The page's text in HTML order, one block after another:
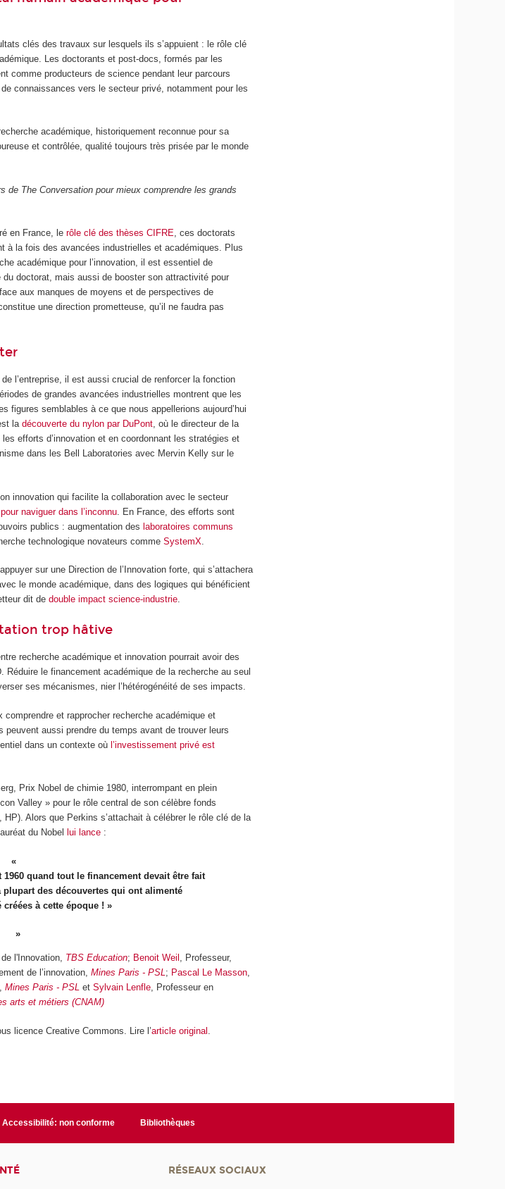
clés des travaux sur lesquels ils s’appuient : le rôle clé
Les doctorants et post-docs, formés par les
comme producteurs de science pendant leur parcours
connaissances vers le secteur privé, notamment pour les
académique, historiquement reconnue pour sa
et contrôlée, qualité toujours très prisée par le monde
The Conversation pour mieux comprendre les grands
en France, lerôle clé des thèses CIFRE, ces doctorats
à la fois des avancées industrielles et académiques. Plus
académique pour l’innovation, il est essentiel de
doctorat, mais aussi de booster son attractivité pour
aux manques de moyens et de perspectives de
une direction prometteuse, qu’il ne faudra pas
l’entreprise, il est aussi crucial de renforcer la fonction
de grandes avancées industrielles montrent que les
figures semblables à ce que nous appellerions aujourd’hui
ladécouverte du nylon par DuPont, où le directeur de la
efforts d’innovation et en coordonnant les stratégies et
dans les Bell Laboratories avec Mervin Kelly sur le
innovation qui facilite la collaboration avec le secteur
naviguer dans l’inconnu . En France, des efforts sont
publics : augmentation des laboratoires communs
technologique novateurs commeSystemX
sur une Direction de l’Innovation forte, qui s’attachera
le monde académique, dans des logiques qui bénéficient
dit dedouble impact science-industrie.
trop hâtive
recherche académique et innovation pourrait avoir des
le financement académique de la recherche au seul
ses mécanismes, nier l’hétérogénéité de ses impacts.
et rapprocher recherche académique et
aussi prendre du temps avant de trouver leurs
dans un contexte où l’investissement privé est
Prix Nobel de chimie 1980, interrompant en plein
Valley » pour le rôle central de son célèbre fonds
Alors que Perkins s’attachait à célébrer le rôle clé de la
du Nobel
lui lance :
1960 quand tout le financement devait être fait
des découvertes qui ont alimenté
créées à cette époque ! »
l'Innovation, TBS Education; Benoit Weil , Professeur,
de l’innovation,Mines Paris - PSL; Pascal Le Masson,
Mines Paris - PSL etSylvain Lenfle, Professeur en
arts et métiers (CNAM)
licence Creative Commons. Lire l’article original
Accessibilité: non conforme Bibliothèques
RÉSEAUX SOCIAUX